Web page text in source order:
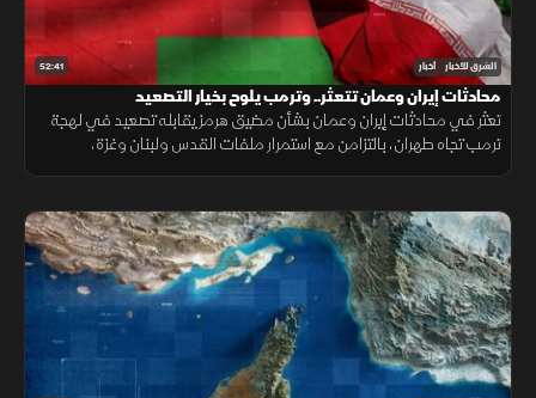
52:41 الشرق للأخبار أخبار
محادثات إيران وعمان تتعثر.. وترمب يلوح بخيار التصعيد
تعثر في محادثات إيران وعمان بشأن مضيق هرمز يقابله تصعيد في لهجة
ترمب تجاه طهران، بالتزامن مع استمرار ملفات القدس ولبنان وغزة،